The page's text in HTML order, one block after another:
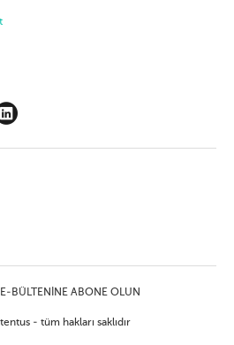
BÜLTENINE ABONE OLUN
- tüm hakları saklıdır